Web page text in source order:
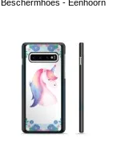
Beschermhoes - Eenhoorn